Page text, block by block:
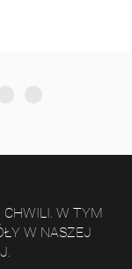
W TYM
W NASZEJ